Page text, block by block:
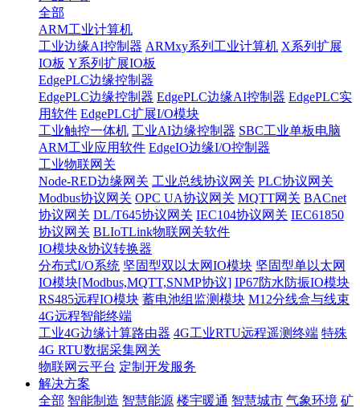
全部
ARM工业计算机
工业边缘AI控制器 ARMxy系列工业计算机 X系列扩展
IO板 Y系列扩展IO板
EdgePLC边缘控制器
EdgePLC边缘控制器 EdgePLC边缘AI控制器 EdgePLC实
用软件 EdgePLC扩展I/O模块
工业触控一体机 工业AI边缘控制器 SBC工业单板电脑
ARM工业应用软件 EdgeIO边缘I/O控制器
工业物联网关
Node-RED边缘网关 工业总线协议网关 PLC协议网关
Modbus协议网关 OPC UA协议网关 MQTT网关 BACnet
协议网关 DL/T645协议网关 IEC104协议网关 IEC61850
协议网关 BLIoTLink物联网关软件
IO模块&协议转换器
分布式I/O系统 坚固型双以太网IO模块 坚固型单以太网
IO模块[Modbus,MQTT,SNMP协议] IP67防水防振IO模块
RS485远程IO模块 蓄电池组监测模块 M12分线盒与线束
4G远程智能终端
工业4G边缘计算路由器 4G工业RTU远程遥测终端 特殊
4G RTU数据采集网关
物联网云平台 定制开发服务
解决方案
全部 智能制造 智慧能源 楼宇暖通 智慧城市 气象环境 矿